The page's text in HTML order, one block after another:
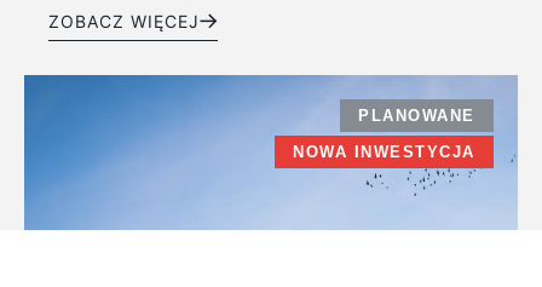
ZOBACZ WIĘCEJ
PLANOWANE
NOWA INWESTYCJA